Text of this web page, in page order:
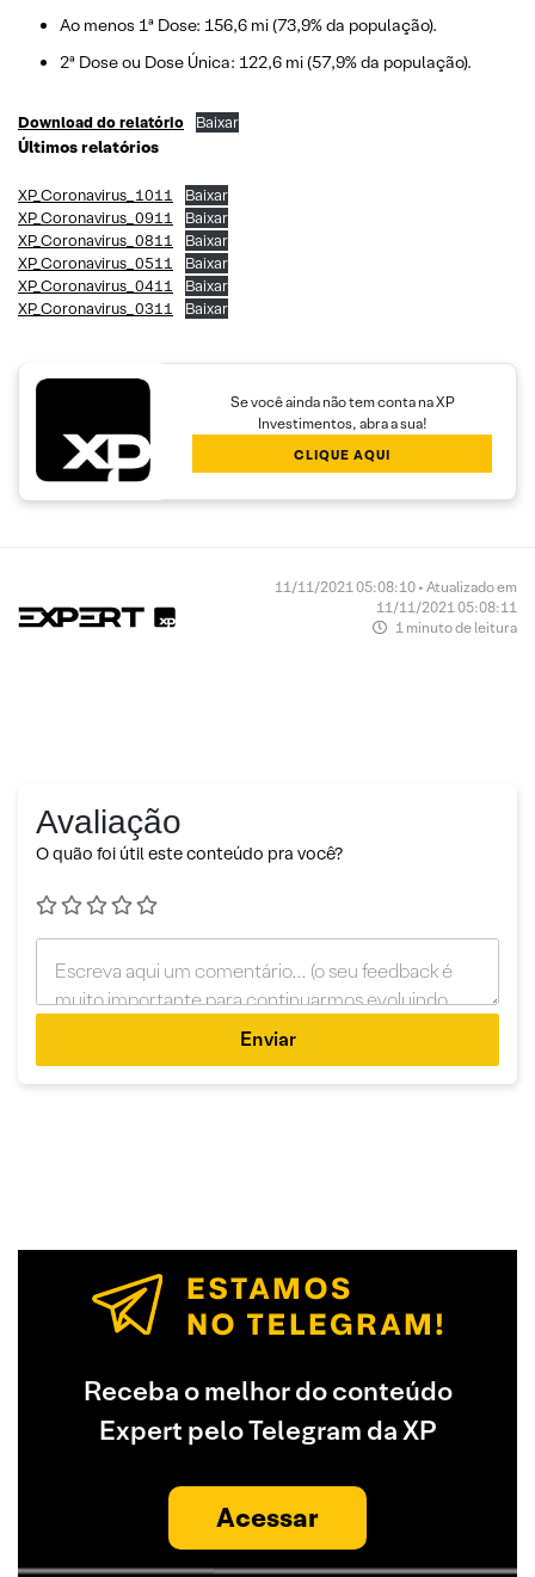
Ao menos 1ª Dose: 156,6 mi (73,9% da população).
2ª Dose ou Dose Única: 122,6 mi (57,9% da população).
Download do relatório Baixar
Últimos relatórios
XP_Coronavirus_1011
Baixar
XP_Coronavirus_0911
Baixar
XP_Coronavirus_0811
Baixar
XP_Coronavirus_0511
Baixar
XP_Coronavirus_0411
Baixar
XP_Coronavirus_0311
Baixar
Se você ainda não tem conta na XP
Investimentos, abra a sua!
CLIQUE AQUI
11/11/2021 05:08:10 • Atualizado em
11/11/2021 05:08:11
1 minuto de leitura
Avaliação
O quão foi útil este conteúdo pra você?
Enviar
Receba o melhor do conteúdo
Expert pelo Telegram da XP
Acessar